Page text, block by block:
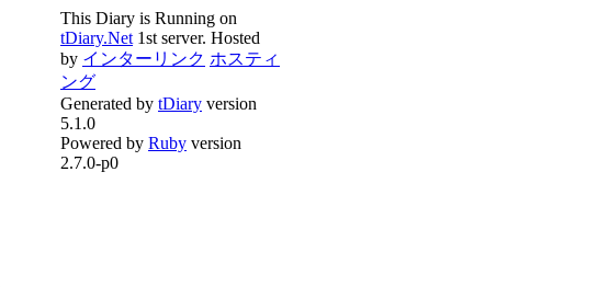
This Diary is Running on
tDiary.Net 1st server. Hosted
by インターリンク ホスティ
ング
Generated by tDiary version
5.1.0
Powered by Ruby version
2.7.0-p0